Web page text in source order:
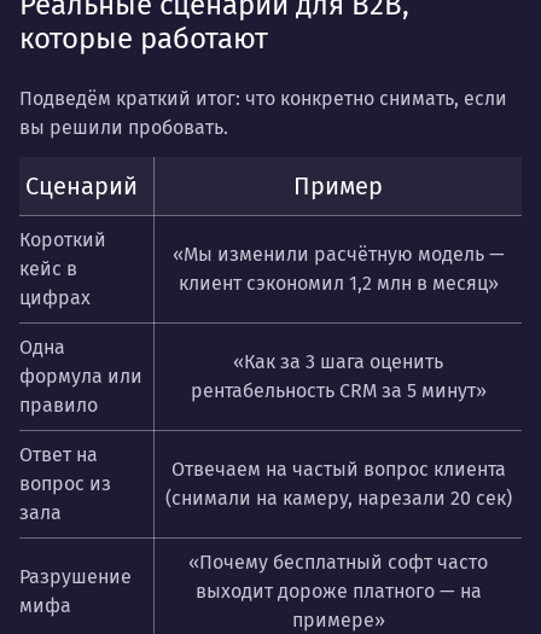
которые работают
Подведём краткий итог: что конкретно снимать, если
вы решили пробовать.
Сценарий Пример
Короткий
кейс в
цифрах
«Мы изменили расчётную модель —
клиент сэкономил 1,2 млн в месяц»
Одна
формула или
правило
«Как за 3 шага оценить
рентабельность CRM за 5 минут»
Ответ на
вопрос из
зала
Отвечаем на частый вопрос клиента
(снимали на камеру, нарезали 20 сек)
Разрушение
мифа
«Почему бесплатный софт часто
выходит дороже платного — на
примере»